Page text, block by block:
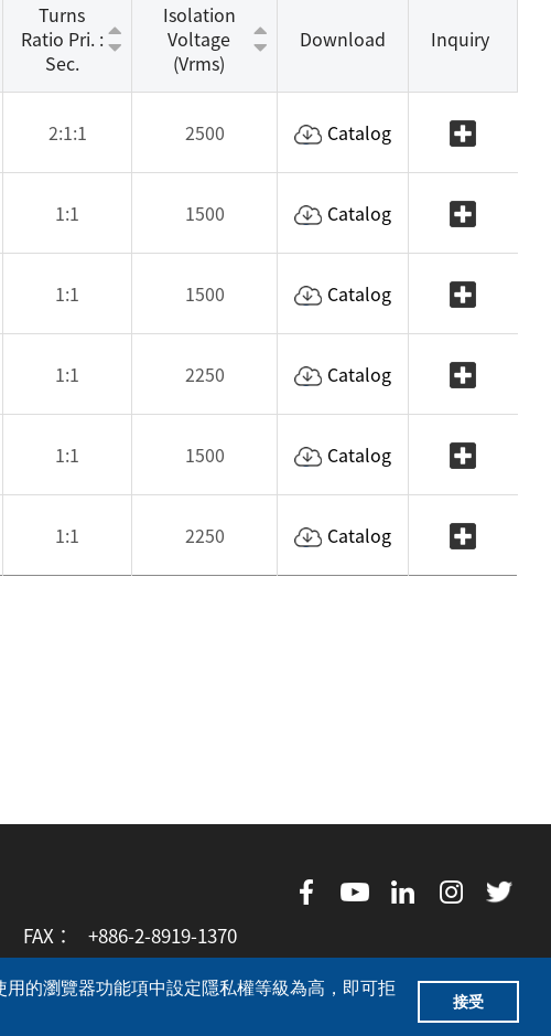
的瀏覽器功能項中設定隱私權等級為高，即可拒
接受
Turns
Ratio Pri. :
Sec.
Isolation
Voltage
(Vrms)
Download Inquiry
2:1:1 2500 Catalog
1:1 1500 Catalog
1:1 1500 Catalog
1:1 2250 Catalog
1:1 1500 Catalog
1:1 2250 Catalog
FAX： +886-2-8919-1370